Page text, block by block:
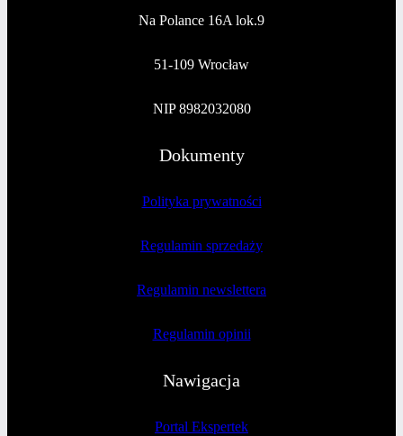
Na Polance 16A lok.9
51-109 Wrocław
NIP 8982032080
Dokumenty
Polityka prywatności
Regulamin sprzedaży
Regulamin newslettera
Regulamin opinii
Nawigacja
Portal Ekspertek